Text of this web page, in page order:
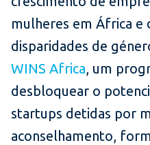
mulheres em África e
disparidades de
WINS Africa, um
desbloquear o
startups detidas por
aconselhamento,